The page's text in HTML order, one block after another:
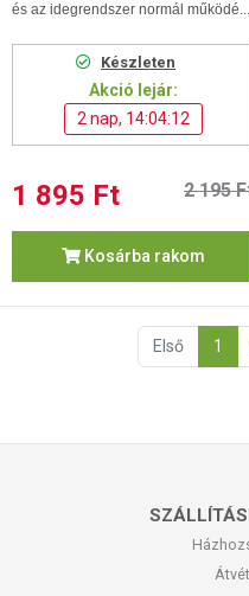
és az idegrendszer normál működé...
Készleten
Akció lejár:
2 nap, 14:04:11
1 895 Ft 2 195
Kosárba rakom
Első 1